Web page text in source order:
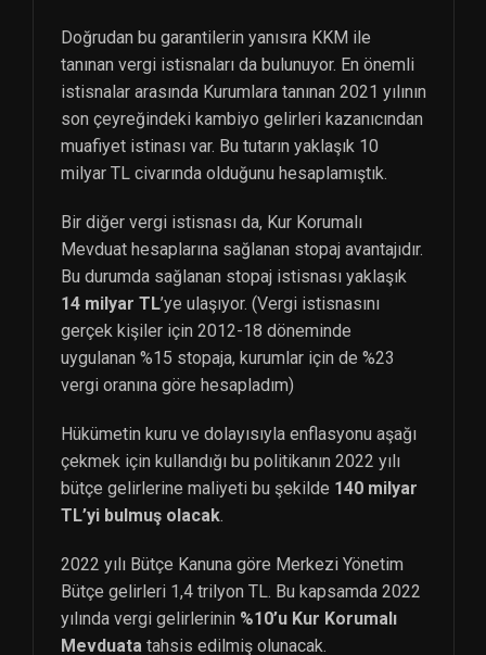
Doğrudan bu garantilerin yanısıra KKM ile
tanınan vergi istisnaları da bulunuyor. En önemli
istisnalar arasında Kurumlara tanınan 2021 yılının
son çeyreğindeki kambiyo gelirleri kazanıcından
muafiyet istinası var. Bu tutarın yaklaşık 10
milyar TL civarında olduğunu hesaplamıştık.
Bir diğer vergi istisnası da, Kur Korumalı
Mevduat hesaplarına sağlanan stopaj avantajıdır.
Bu durumda sağlanan stopaj istisnası yaklaşık
14 milyar TL’ye ulaşıyor. (Vergi istisnasını
gerçek kişiler için 2012-18 döneminde
uygulanan %15 stopaja, kurumlar için de %23
vergi oranına göre hesapladım)
Hükümetin kuru ve dolayısıyla enflasyonu aşağı
çekmek için kullandığı bu politikanın 2022 yılı
bütçe gelirlerine maliyeti bu şekilde 140 milyar
TL’yi bulmuş olacak.
2022 yılı Bütçe Kanuna göre Merkezi Yönetim
Bütçe gelirleri 1,4 trilyon TL. Bu kapsamda 2022
yılında vergi gelirlerinin %10’u Kur Korumalı
Mevduata tahsis edilmiş olunacak.